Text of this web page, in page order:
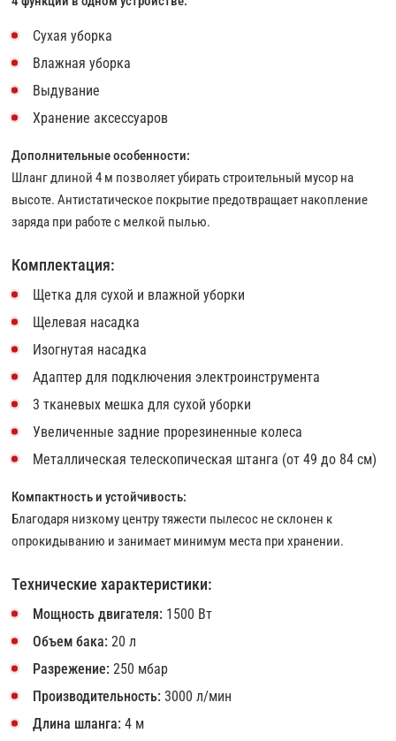
Сухая уборка
Влажная уборка
Выдувание
Хранение аксессуаров
Дополнительные особенности:
Шланг длиной 4 м позволяет убирать строительный мусор на
высоте. Антистатическое покрытие предотвращает накопление
заряда при работе с мелкой пылью.
Комплектация:
Щетка для сухой и влажной уборки
Щелевая насадка
Изогнутая насадка
Адаптер для подключения электроинструмента
3 тканевых мешка для сухой уборки
Увеличенные задние прорезиненные колеса
Металлическая телескопическая штанга (от 49 до 84 см)
Компактность и устойчивость:
Благодаря низкому центру тяжести пылесос не склонен к
опрокидыванию и занимает минимум места при хранении.
Технические характеристики:
Мощность двигателя: 1500 Вт
Объем бака: 20 л
Разрежение: 250 мбар
Производительность: 3000 л/мин
Длина шланга: 4 м